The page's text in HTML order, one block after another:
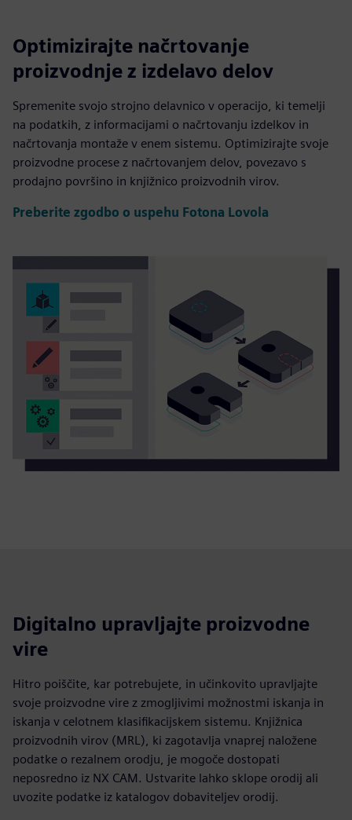
Optimizirajte načrtovanje
proizvodnje z izdelavo delov
Spremenite svojo strojno delavnico v operacijo, ki temelji
na podatkih, z informacijami o načrtovanju izdelkov in
načrtovanja montaže v enem sistemu. Optimizirajte svoje
proizvodne procese z načrtovanjem delov, povezavo s
prodajno površino in knjižnico proizvodnih virov.
Preberite zgodbo o uspehu Fotona Lovola
Digitalno upravljajte proizvodne
vire
Hitro poiščite, kar potrebujete, in učinkovito upravljajte
svoje proizvodne vire z zmogljivimi možnostmi iskanja in
iskanja v celotnem klasifikacijskem sistemu. Knjižnica
proizvodnih virov (MRL), ki zagotavlja vnaprej naložene
podatke o rezalnem orodju, je mogoče dostopati
neposredno iz NX CAM. Ustvarite lahko sklope orodij ali
uvozite podatke iz katalogov dobaviteljev orodij.